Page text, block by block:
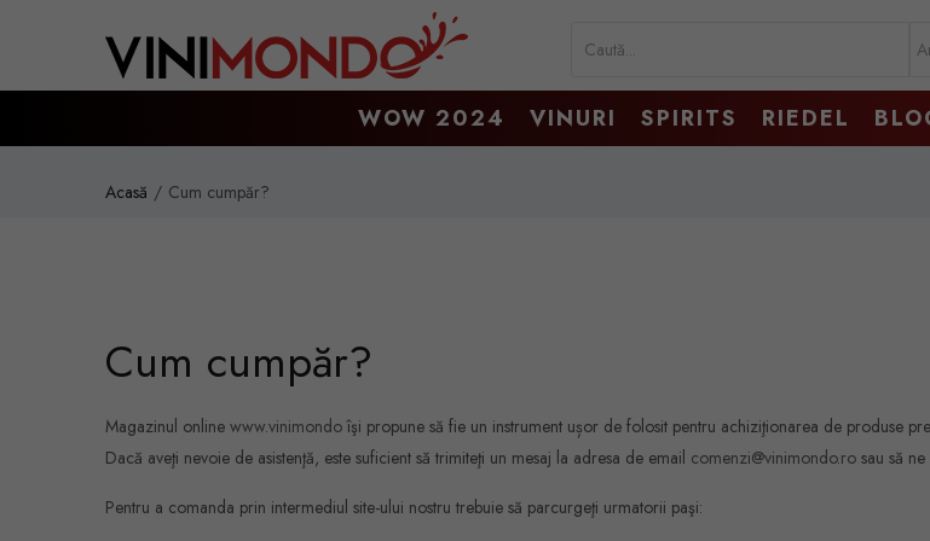
WOW 2024 VINURI SPIRITS RIEDEL
Acasă Cum cumpăr?
Cum cumpăr?
Magazinul online www.vinimondoîşi propune să fie un instrument ușor de folosit pentru achiziţionarea de produse
Dacă aveţi nevoie de asistenţă, este suficient să trimiteţi un mesaj la adresa de email comenzi@vinimondo.ro sau să
Pentru a comanda prin intermediul site-ului nostru trebuie să parcurgeţi urmatorii paşi: